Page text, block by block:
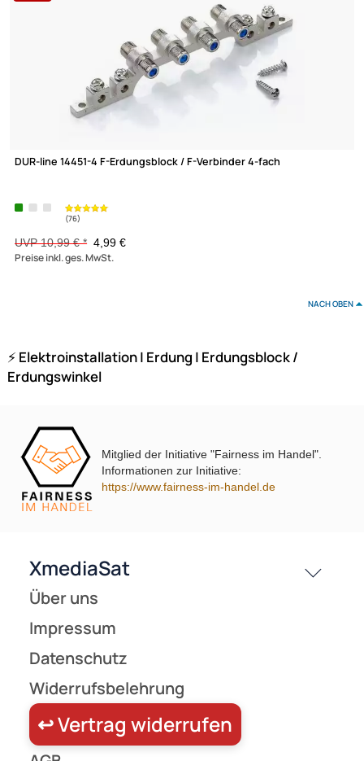
(76)
Kaltec HQ Erdungswinkel 17 fach mit Cabelcon F-81 F-
DUR-line DLBS 3001 Erdungsschiene 4-fach mit 4x Blitzschutz
-13,1%
-54,6%
Mitglied der Initiative "Fairness im Handel".
Informationen zur Initiative:
https://www.fairness-im-handel.de